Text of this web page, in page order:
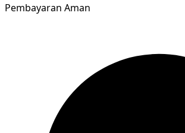
Pembayaran Aman